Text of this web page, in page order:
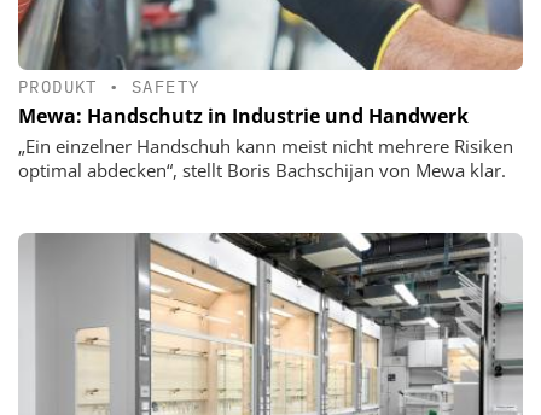
PRODUKT • SAFETY
Mewa: Handschutz in Industrie und Handwerk
„Ein einzelner Handschuh kann meist nicht mehrere Risiken
optimal abdecken“, stellt Boris Bachschijan von Mewa klar.